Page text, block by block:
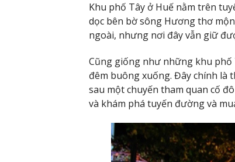
Khu phố Tây ở Huế nằm trên
dọc bên bờ sông Hương thơ
ngoài, nhưng nơi đây vẫn giữ
Cũng giống như những khu phố
đêm buông xuống. Đây chính là
sau một chuyến tham quan cố
và khám phá tuyến đường và